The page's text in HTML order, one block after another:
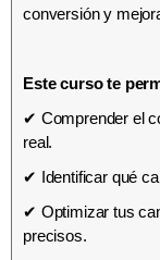
conversión y
Este curso te
✔ Comprender el
real.
✔ Identificar qué
✔ Optimizar tus
precisos.